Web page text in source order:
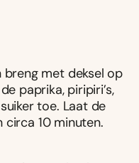
met deksel op
paprika, piripiri’s,
toe. Laat de
circa 10 minuten.